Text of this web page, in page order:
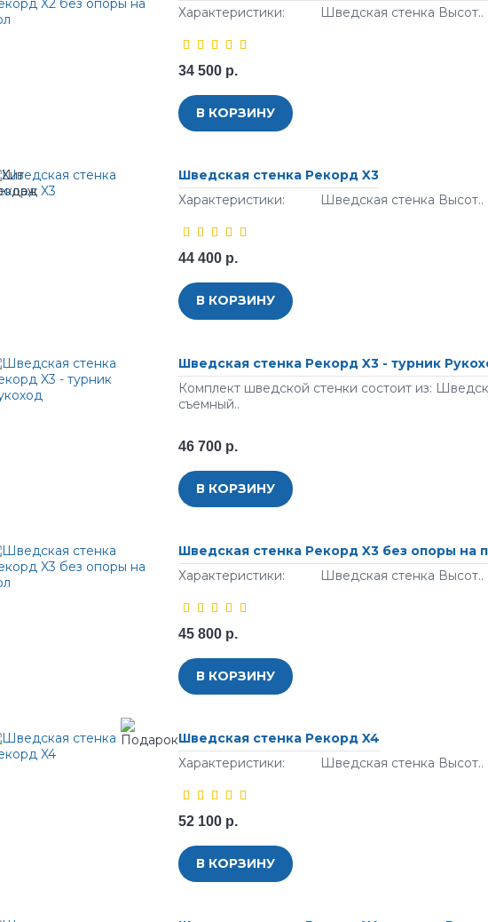
Характеристики: Шведская стенка Высот..
34 500 р.
В КОРЗИНУ
Шведская стенка Рекорд X3
Характеристики: Шведская стенка Высот..
44 400 р.
В КОРЗИНУ
Шведская стенка Рекорд X3 - турник
Комплект шведской стенки состоит из:
съемный..
46 700 р.
В КОРЗИНУ
Шведская стенка Рекорд X3 без опоры на
Характеристики: Шведская стенка Высот..
45 800 р.
В КОРЗИНУ
Шведская стенка Рекорд X4
Характеристики: Шведская стенка Высот..
52 100 р.
В КОРЗИНУ